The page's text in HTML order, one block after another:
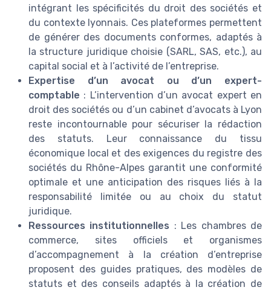
intégrant les spécificités du droit des sociétés et
du contexte lyonnais. Ces plateformes permettent
de générer des documents conformes, adaptés à
la structure juridique choisie (SARL, SAS, etc.), au
capital social et à l’activité de l’entreprise.
Expertise d’un avocat ou d’un expert-
comptable : L’intervention d’un avocat expert en
droit des sociétés ou d’un cabinet d’avocats à Lyon
reste incontournable pour sécuriser la rédaction
des statuts. Leur connaissance du tissu
économique local et des exigences du registre des
sociétés du Rhône-Alpes garantit une conformité
optimale et une anticipation des risques liés à la
responsabilité limitée ou au choix du statut
juridique.
Ressources institutionnelles : Les chambres de
commerce, sites officiels et organismes
d’accompagnement à la création d’entreprise
proposent des guides pratiques, des modèles de
statuts et des conseils adaptés à la création de